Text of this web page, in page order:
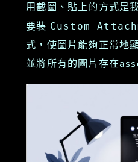
用截圖、貼上的方式是
要裝 Custom
式，使圖片能夠正常地
並將所有的圖片存在